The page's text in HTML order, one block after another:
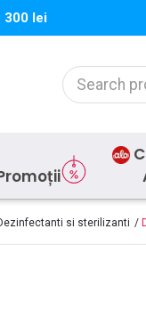
300 lei
si sterilizanti